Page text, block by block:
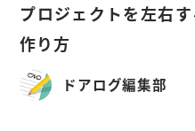
プロジェクトを左右
作り方
ドアログ編集部